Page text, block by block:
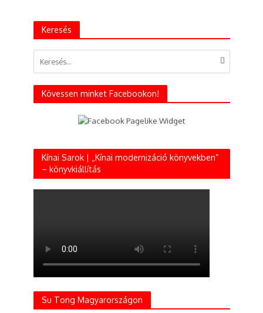
Keresés
Kövessen minket Facebookon!
Kínai Sarok | „Kínai modernizáció könyvekben”
– könyvkiállítás
Su Tong Magyarországon